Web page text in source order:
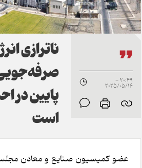
20:49 -
2025/05/16
ناترازی
پایین در
است
عضو کمیسیون صنایع و معادن مجلس،